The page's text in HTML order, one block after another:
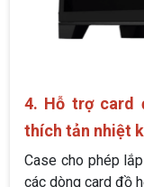
4. Hỗ trợ card
thích tản nhiệt
Case cho phép
các dòng card đồ